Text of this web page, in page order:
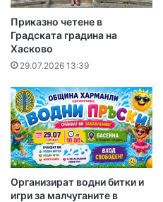
Приказно четене в
Градската градина на
Хасково
29.07.2026 13:39
Организират водни битки и
игри за малчуганите в